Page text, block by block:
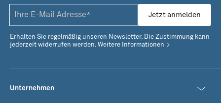
dem Airfryer mit
Glasnudelsalat
mit Garnelen
Unternehmen
Jetzt anmelden
Erhalten Sie regelmäßig unseren Newsletter. Die Zustimmung kann
jederzeit widerrufen werden. Weitere Informationen